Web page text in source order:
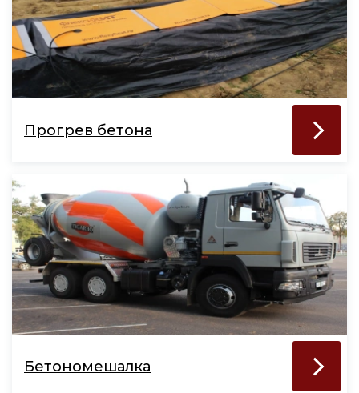
Прогрев бетона
Бетономешалка